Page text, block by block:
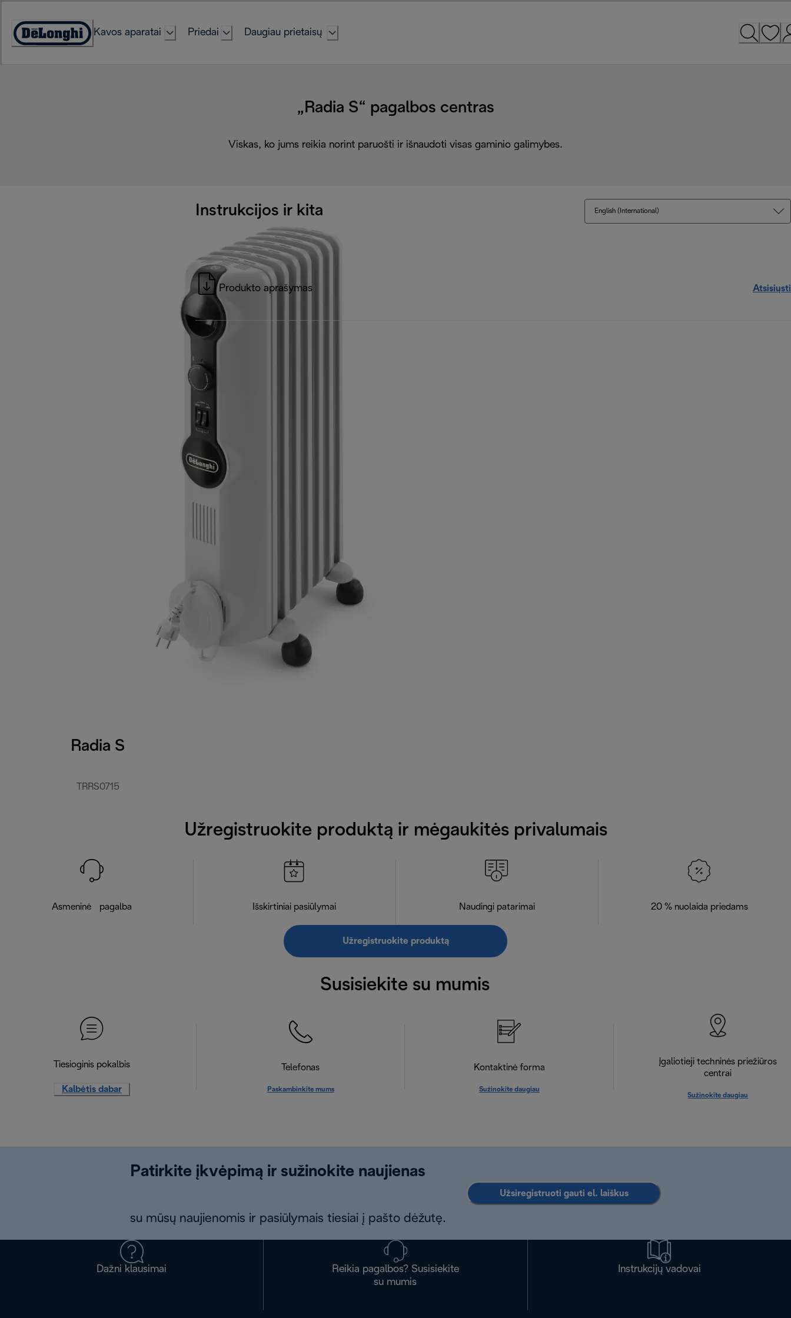
Content
Accessibility
Kavos aparatai Priedai Daugiau prietaisų
„Radia S“ pagalbos centras
Viskas, ko jums reikia norint paruošti ir išnaudoti visas gaminio galimybes.
Radia S
TRRS0715
Instrukcijos ir kita English (International)
Produkto aprašymas Atsisiųsti
Užregistruokite produktą ir mėgaukitės privalumais
Asmeninė pagalba Išskirtiniai pasiūlymai Naudingi patarimai 20 % nuolaida priedams
Užregistruokite produktą
Susisiekite su mumis
Tiesioginis pokalbis
Kalbėtis dabar
Telefonas
Paskambinkite mums
Kontaktinė forma
Sužinokite daugiau
Įgaliotieji techninės priežiūros
centrai
Sužinokite daugiau
Patirkite įkvėpimą ir sužinokite naujienas
su mūsų naujienomis ir pasiūlymais tiesiai į pašto dėžutę.
Užsiregistruoti gauti el. laiškus
Dažni klausimai
Reikia pagalbos? Susisiekite
su mumis
Instrukcijų vadovai